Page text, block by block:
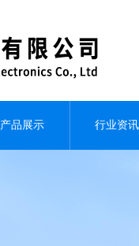
产品展示 行业资讯